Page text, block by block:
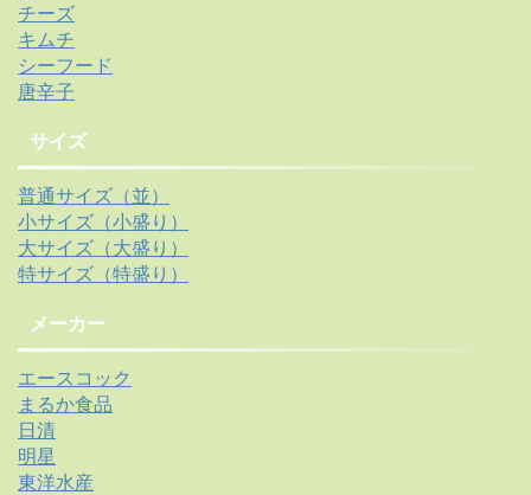
チーズ
キムチ
シーフード
唐辛子
サイズ
普通サイズ（並）
小サイズ（小盛り）
大サイズ（大盛り）
特サイズ（特盛り）
メーカー
エースコック
まるか食品
日清
明星
東洋水産